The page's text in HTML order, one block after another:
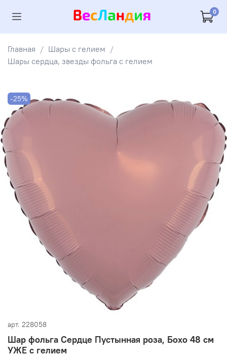
0
Главная
Шары с гелием
Шары сердца, звезды фольга с гелием
-25%
арт. 228058
Шар фольга Сердце Пустынная роза, Бохо 48 см
УЖЕ с гелием